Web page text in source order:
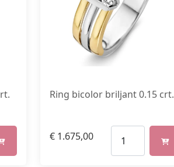
Ring bicolor briljant 0.15 crt.
€1.675,00